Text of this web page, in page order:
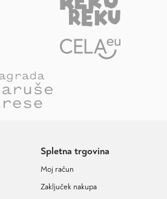
Spletna trgovina
Moj račun
Zaključek nakupa